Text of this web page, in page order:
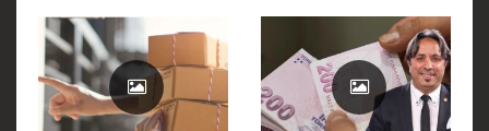
Savaş: Alya’nın
Gözyaşları Mardin’i
Yakacak
Fiyatlarında 6.000
Dolar Sonrası Büyük
Çöküş: İşte O Kritik
Tarih!